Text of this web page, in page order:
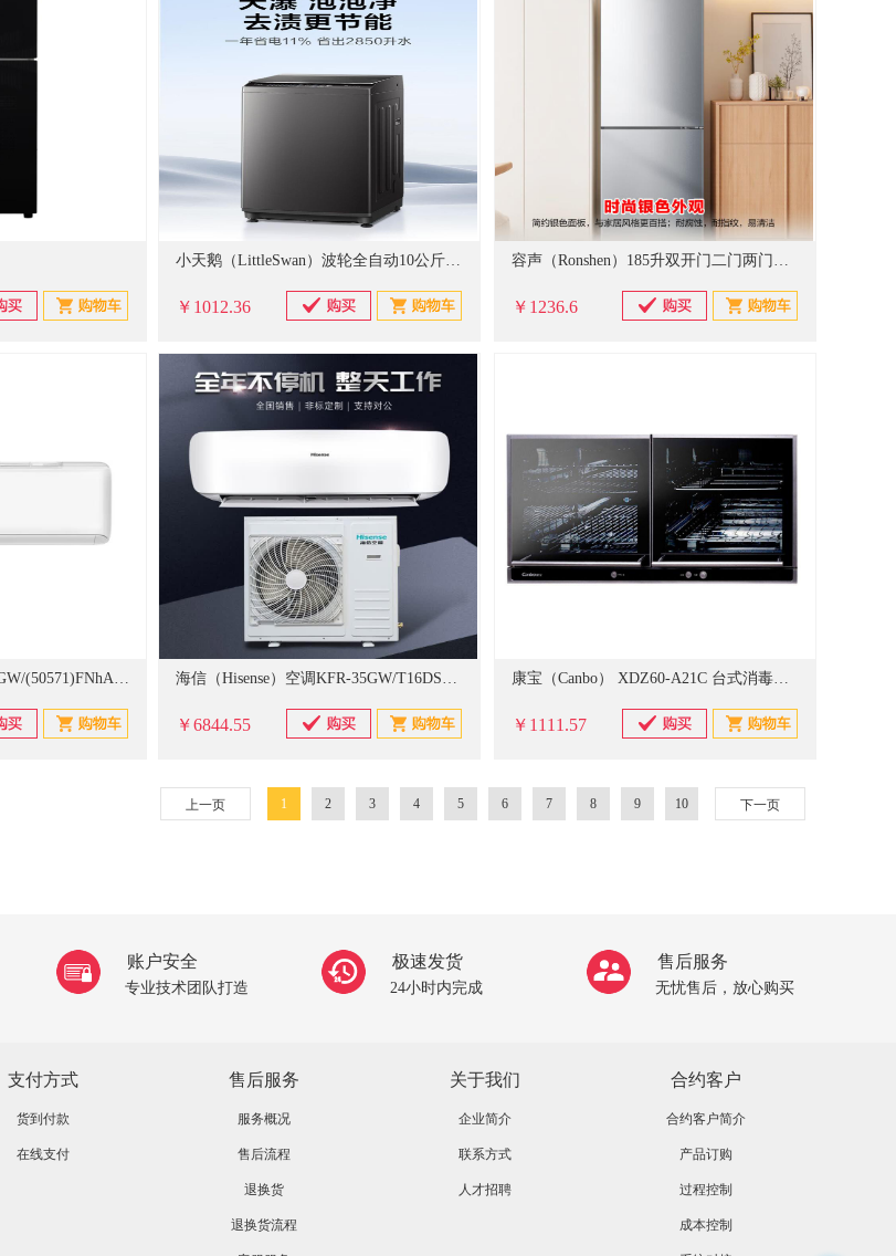
小天鹅（LittleSwan）波轮全自动10公斤洗衣机 TB10V27T
￥1012.36
容声（Ronshen）185升双开门二门两门家用电冰箱小型节能省电超薄冷藏冷冻两用宿舍出租房保鲜 BCD-185E10BNLAD
￥1236.6
格力（GREE）KFR-50GW/(50571)FNhAa-B3JY01变频冷暖 三级能效 2匹 清巧风壁挂式空调 皓雪白 海信（Hisense）空调KFR-35GW/T16DSBp-A2变频挂机1.5匹
￥6844.55
康宝（Canbo） XDZ60-A21C 台式消毒柜 60L 二星级 壁挂式台式迷你小型 餐具碗筷高温消毒碗柜
￥1111.57
上一页 1 2 3 4 5 6 7 8 9 10 下一页
账户安全
专业技术团队打造
极速发货
24小时内完成
售后服务
无忧售后，放心购买
支付方式
货到付款
在线支付
售后服务
服务概况
售后流程
退换货
退换货流程
关于我们
企业简介
联系方式
人才招聘
合约客户
合约客户简介
产品订购
过程控制
成本控制